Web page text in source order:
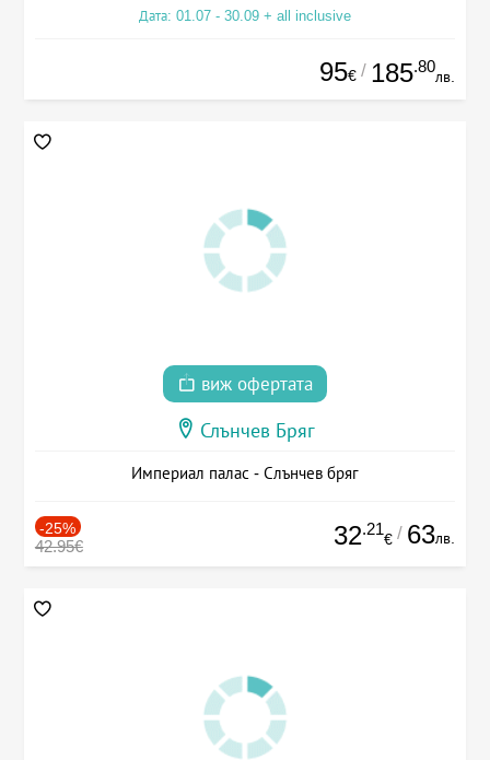
Дата: 01.07 - 30.09 + all inclusive
95€ / 185.80
лв.
виж офертата
Слънчев Бряг
Империал палас - Слънчев бряг
-25%
42.95€ 32.21
€ / 63лв.